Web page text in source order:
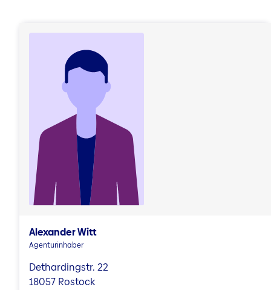
Alexander Witt
Agenturinhaber
Dethardingstr. 22
18057 Rostock